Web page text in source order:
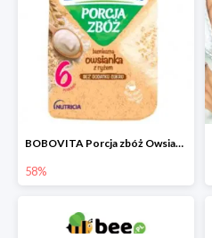
BOBOVITA Porcja zbóż Owsianka bezmleczna z ryżem
58%